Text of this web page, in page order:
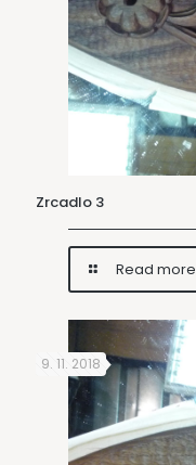
Zrcadlo 3
Read more
9. 11. 2018